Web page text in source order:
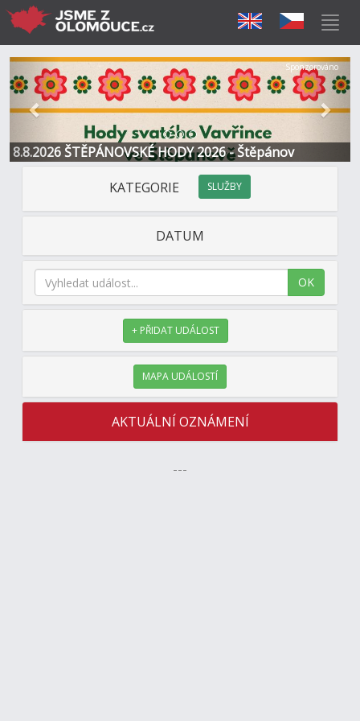
8.8.2026 ŠTĚPÁNOVSKÉ HODY 2026 - Štěpánov
Předchozí Další
Sponzorováno
KATEGORIE SLUŽBY
DATUM
OK
+ PŘIDAT UDÁLOST
MAPA UDÁLOSTÍ
AKTUÁLNÍ OZNÁMENÍ
---